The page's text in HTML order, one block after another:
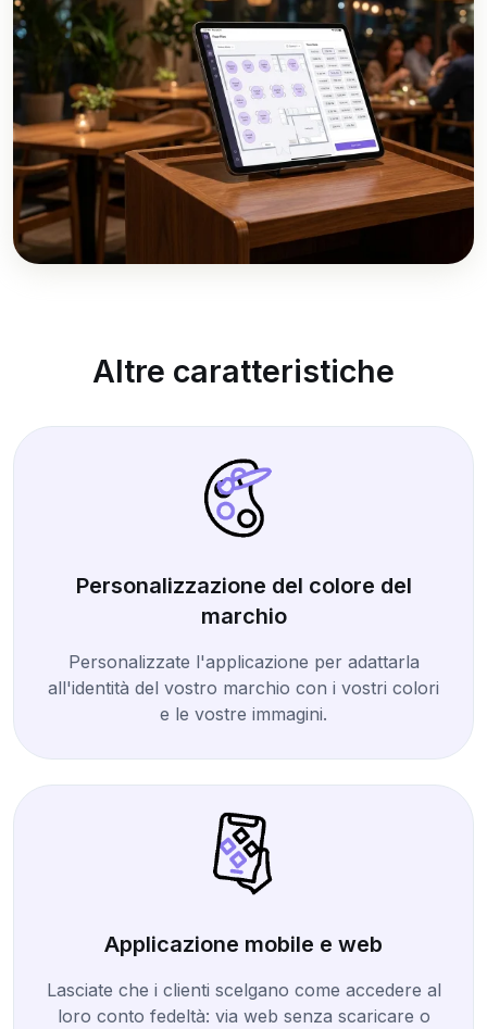
Altre caratteristiche
Personalizzazione del colore del
marchio
Personalizzate l'applicazione per adattarla
all'identità del vostro marchio con i vostri colori
e le vostre immagini.
Applicazione mobile e web
Lasciate che i clienti scelgano come accedere al
loro conto fedeltà: via web senza scaricare o